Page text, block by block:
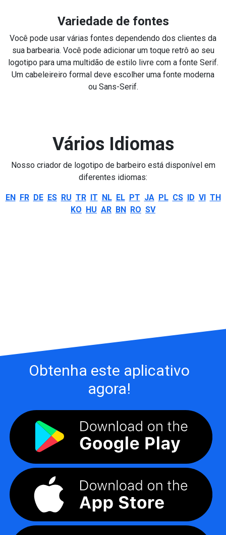
Variedade de fontes
Você pode usar várias fontes dependendo dos clientes da
sua barbearia. Você pode adicionar um toque retrô ao seu
logotipo para uma multidão de estilo livre com a fonte Serif.
Um cabeleireiro formal deve escolher uma fonte moderna
ou Sans-Serif.
Vários Idiomas
Nosso criador de logotipo de barbeiro está disponível em
diferentes idiomas:
EN FR DE ES RU TR IT NL EL PT JA PL CS ID VI TH
KO HU AR BN RO SV
Obtenha este aplicativo
agora!